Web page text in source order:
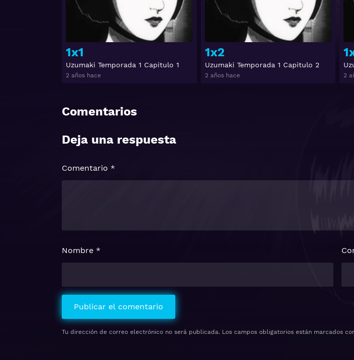
1x1
Uzumaki Temporada 1 Capitulo 1
2 años hace
1x2
Uzumaki Temporada 1 Capitulo 2
2 años hace 2
Comentarios
Deja una respuesta
Tu dirección de correo electrónico no será publicada. Los campos obligatorios están marcados
Comentario *
Nombre *